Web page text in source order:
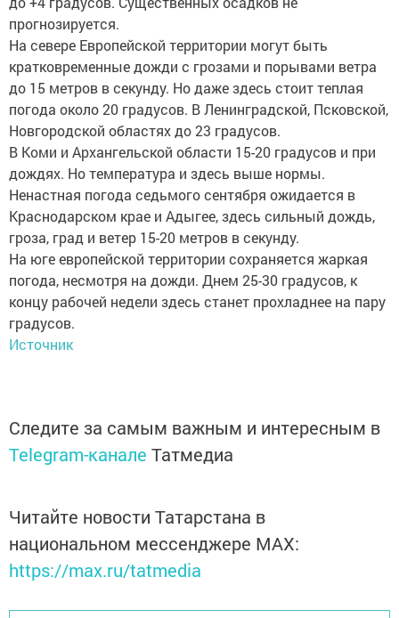
прогнозируется.
На севере Европейской территории могут быть
кратковременные дожди с грозами и порывами ветра
до 15 метров в секунду. Но даже здесь стоит теплая
погода около 20 градусов. В Ленинградской, Псковской,
Новгородской областях до 23 градусов.
В Коми и Архангельской области 15-20 градусов и при
дождях. Но температура и здесь выше нормы.
Ненастная погода седьмого сентября ожидается в
Краснодарском крае и Адыгее, здесь сильный дождь,
гроза, град и ветер 15-20 метров в секунду.
На юге европейской территории сохраняется жаркая
погода, несмотря на дожди. Днем 25-30 градусов, к
концу рабочей недели здесь станет прохладнее на пару
градусов.
Источник
Следите за самым важным и интересным в
Telegram-канале Татмедиа
Читайте новости Татарстана в
национальном мессенджере MАХ:
https://max.ru/tatmedia